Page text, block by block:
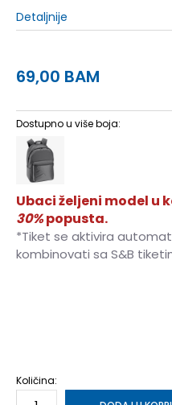
Detaljnije
69,00 BAM
Dostupno u više boja:
Ubaci željeni model u
30%popusta.
*Tiket se aktivira
kombinovati sa S&B
Količina: